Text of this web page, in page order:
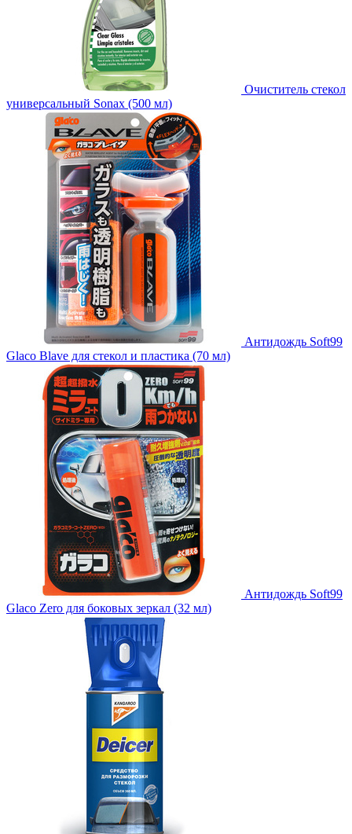
Очиститель стекол
универсальный Sonax (500 мл)
Антидождь Soft99
Glaco Blave для стекол и пластика (70 мл)
Антидождь Soft99
Glaco Zero для боковых зеркал (32 мл)